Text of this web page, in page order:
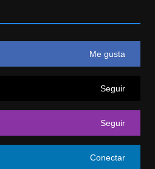
Me gusta
Seguir
Seguir
Conectar